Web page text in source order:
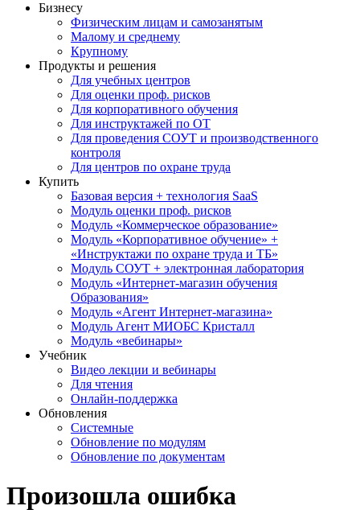
Бизнесу
Физическим лицам и самозанятым
Малому и среднему
Крупному
Продукты и решения
Для учебных центров
Для оценки проф. рисков
Для корпоративного обучения
Для инструктажей по ОТ
Для проведения СОУТ и производственного
контроля
Для центров по охране труда
Купить
Базовая версия + технология SaaS
Модуль оценки проф. рисков
Модуль «Коммерческое образование»
Модуль «Корпоративное обучение» +
«Инструктажи по охране труда и ТБ»
Модуль СОУТ + электронная лаборатория
Модуль «Интернет-магазин обучения
Образования»
Модуль «Агент Интернет-магазина»
Модуль Агент МИОБС Кристалл
Модуль «вебинары»
Учебник
Видео лекции и вебинары
Для чтения
Онлайн-поддержка
Обновления
Системные
Обновление по модулям
Обновление по документам
Произошла ошибка